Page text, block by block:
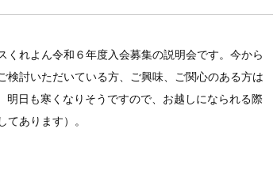
くれよん令和６年度入会募集の説明会です。今から
検討いただいている方、ご興味、ご関心のある方は
明日も寒くなりそうですので、お越しになられる際
あります）。